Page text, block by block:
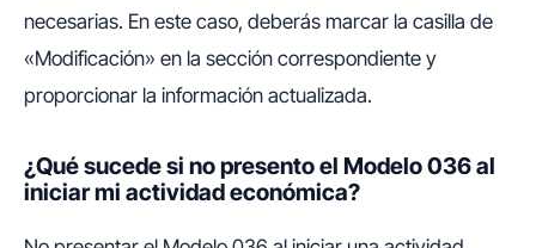
necesarias. En este caso, deberás marcar la casilla de
«Modificación» en la sección correspondiente y
proporcionar la información actualizada.
¿Qué sucede si no presento el Modelo 036 al
iniciar mi actividad económica?